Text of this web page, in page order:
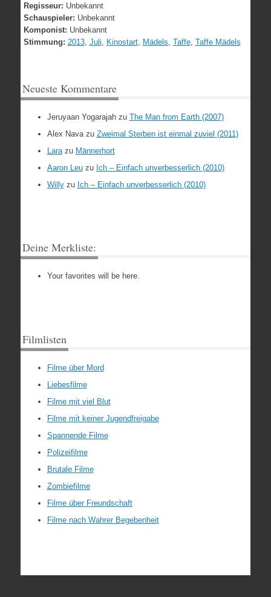
Regisseur: Unbekannt
Schauspieler: Unbekannt
Komponist: Unbekannt
Stimmung: 2013, Juli Kinostart, Mädels Taffe, Taffe Mädels
Neueste Kommentare
Jeruyaan Yogarajahzu The Man from Earth (2007)
Alex Navazu Zweimal Sterben ist einmal zuviel (2011)
Larazu Männerhort
Aaron Leuzu Ich – Einfach unverbesserlich (2010)
Willyzu Ich – Einfach unverbesserlich (2010)
Deine Merkliste:
Your favorites will be here.
Filmlisten
Filme über Mord
Liebesfilme
Filme mit viel Blut
Filme mit keiner Jugendfreigabe
Spannende Filme
Polizeifilme
Brutale Filme
Zombiefilme
Filme über Freundschaft
Filme nach Wahrer Begebenheit